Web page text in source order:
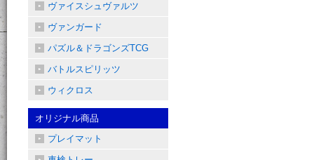
ヴァイスシュヴァルツ
ヴァンガード
パズル＆ドラゴンズTCG
バトルスピリッツ
ウィクロス
オリジナル商品
プレイマット